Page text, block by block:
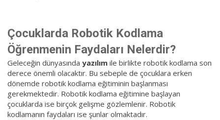
Çocuklarda Robotik Kodlama
Öğrenmenin Faydaları Nelerdir?
Geleceğin dünyasında yazılım ile birlikte robotik kodlama son
derece önemli olacaktır. Bu sebeple de çocuklara erken
dönemde robotik kodlama eğitiminin başlanması
gerekmektedir. Robotik kodlama eğitimine başlayan
çocuklarda ise birçok gelişme gözlemlenir. Robotik
kodlamanın faydaları ise şunlar olmaktadır.